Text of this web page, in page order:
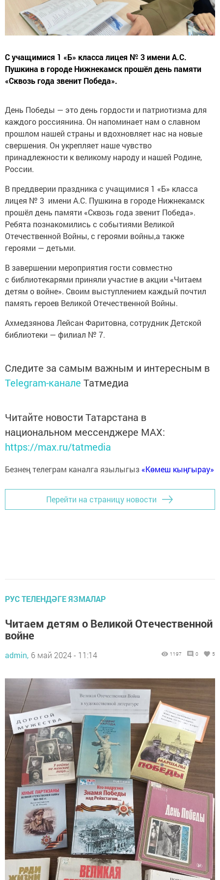
С учащимися 1 «Б» класса лицея № 3 имени А.С.
Пушкина в городе Нижнекамск прошёл день памяти
«Сквозь года звенит Победа».
День Победы — это день гордости и патриотизма для
каждого россиянина. Он напоминает нам о славном
прошлом нашей страны и вдохновляет нас на новые
свершения. Он укрепляет наше чувство
принадлежности к великому народу и нашей Родине,
России.
В преддверии праздника с учащимися 1 «Б» класса
лицея № 3 имени А.С. Пушкина в городе Нижнекамск
прошёл день памяти «Сквозь года звенит Победа».
Ребята познакомились с событиями Великой
Отечественной Войны, с героями войны,а также
героями — детьми.
В завершении мероприятия гости совместно
с библиотекарями приняли участие в акции «Читаем
детям о войне». Своим выступлением каждый почтил
память героев Великой Отечественной Войны.
Ахмедзянова Лейсан Фаритовна, сотрудник Детской
библиотеки — филиал № 7.
Следите за самым важным и интересным в
Telegram-канале Татмедиа
Читайте новости Татарстана в
национальном мессенджере MАХ:
https://max.ru/tatmedia
Безнең телеграм каналга язылыгыз «Көмеш кыңгырау»
Перейти на страницу новости
РУС ТЕЛЕНДӘГЕ ЯЗМАЛАР
Читаем детям о Великой Отечественной
войне
admin, 6 май 2024 - 11:14 1197 0 5